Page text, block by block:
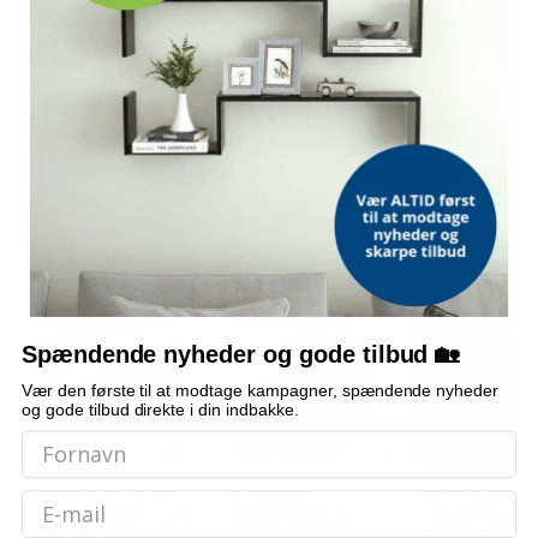
Relaterede søgninger
elektrisk massagestol
elektrisk massagestole
massagestole
lænestol
lænestole
shiatsu-stol
OFTE KØBT SAMMEN MED
POPULÆR
solcelledrevne LED-lys,
POPULÆR POPULÆR
Nakkepude med
Spændende nyheder og gode tilbud 🏡
Vær den første til at modtage kampagner, spændende nyheder
og gode tilbud direkte i din indbakke.
Email